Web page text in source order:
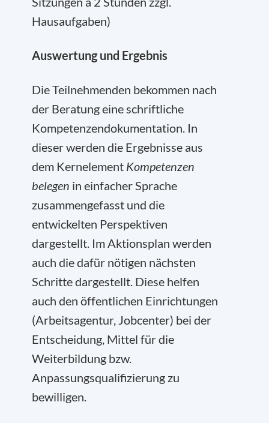
Hausaufgaben)
Auswertung und Ergebnis
Die Teilnehmenden bekommen nach
der Beratung eine schriftliche
Kompetenzendokumentation. In
dieser werden die Ergebnisse aus
dem Kernelement Kompetenzen
belegen in einfacher Sprache
zusammengefasst und die
entwickelten Perspektiven
dargestellt. Im Aktionsplan werden
auch die dafür nötigen nächsten
Schritte dargestellt. Diese helfen
auch den öffentlichen Einrichtungen
(Arbeitsagentur, Jobcenter) bei der
Entscheidung, Mittel für die
Weiterbildung bzw.
Anpassungsqualifizierung zu
bewilligen.